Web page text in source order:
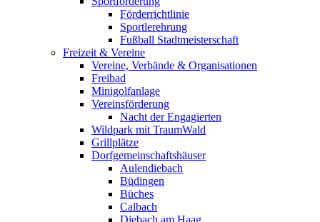
Förderrichtlinie
Sportlerehrung
Fußball Stadtmeisterschaft
Freizeit & Vereine
Vereine, Verbände & Organisationen
Freibad
Minigolfanlage
Vereinsförderung
Nacht der Engagierten
Wildpark mit TraumWald
Grillplätze
Dorfgemeinschaftshäuser
Aulendiebach
Büdingen
Büches
Calbach
Diebach am Haag